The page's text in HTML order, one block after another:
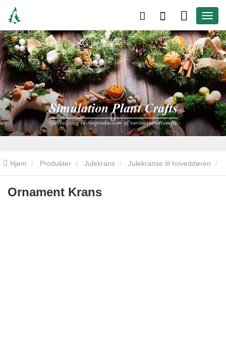
Hjem Produkter Julekrans Julekranse til hoveddøren
Ornament Krans
Ornament Krans